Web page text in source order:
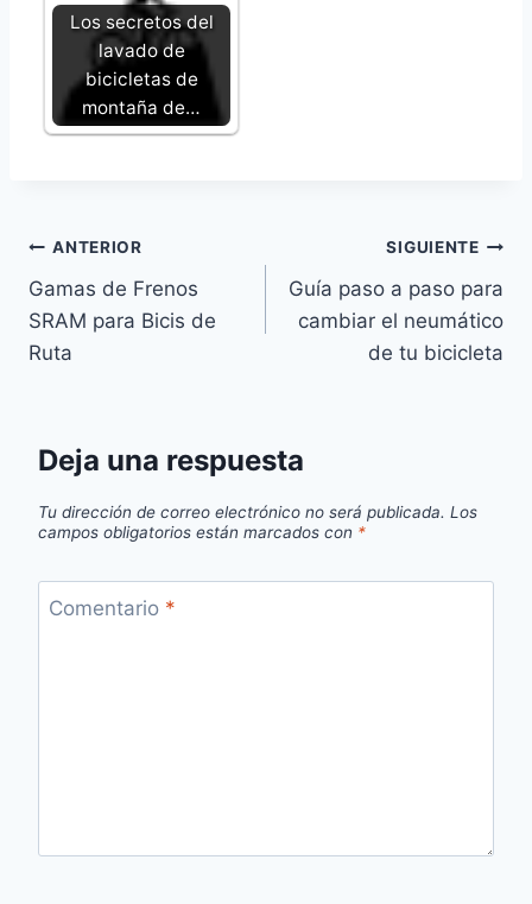
Los secretos del
lavado de
bicicletas de
montaña de…
Navegación
de
entradas
ANTERIOR
Gamas de Frenos
SRAM para Bicis de
Ruta
SIGUIENTE
Guía paso a paso para
cambiar el neumático
de tu bicicleta
Deja una respuesta
Tu dirección de correo electrónico no será publicada. Los
campos obligatorios están marcados con *
Comentario *